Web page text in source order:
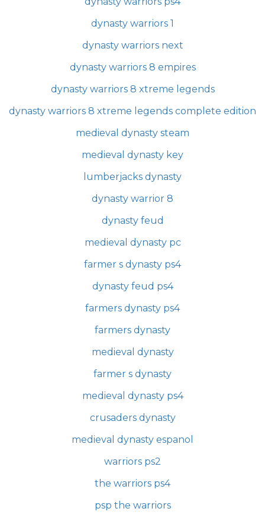
dynasty warriors 1
dynasty warriors next
dynasty warriors 8 empires
dynasty warriors 8 xtreme legends
dynasty warriors 8 xtreme legends complete edition
medieval dynasty steam
medieval dynasty key
lumberjacks dynasty
dynasty warrior 8
dynasty feud
medieval dynasty pc
farmer s dynasty ps4
dynasty feud ps4
farmers dynasty ps4
farmers dynasty
medieval dynasty
farmer s dynasty
medieval dynasty ps4
crusaders dynasty
medieval dynasty espanol
warriors ps2
the warriors ps4
psp the warriors